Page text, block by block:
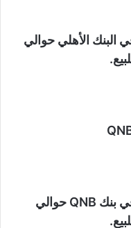
البنك الأهلي حوالي
وسجل سعر الدولار مقابل الجنيه في بنك QNB حوالي